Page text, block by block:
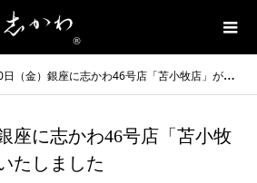
金）銀座に志かわ46号店「苫小牧店」がオープンいたしました
座に志かわ46号店「苫小牧
たしました